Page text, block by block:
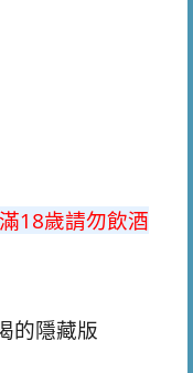
18歲請勿飲酒
的隱藏版